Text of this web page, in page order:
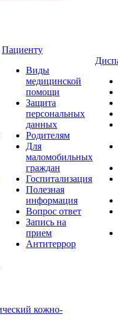
Пациенту
Виды
медицинской
помощи
Защита
персональных
данных
Родителям
Для
маломобильных
граждан
Госпитализация
Полезная
информация
Вопрос ответ
Запись на
прием
Антитеррор